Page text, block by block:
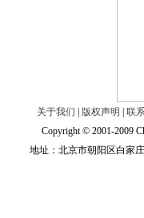
关于我们 版权声明
联
Copyright © 2001-2009
地址：北京市朝阳区白家